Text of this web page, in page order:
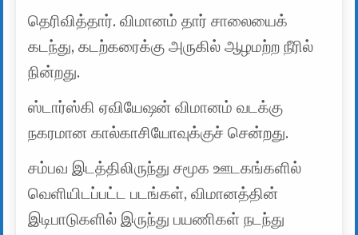
தெரிவித்தார். விமானம் தார் சாலையைக்
கடந்து, கடற்கரைக்கு அருகில் ஆழமற்ற நீரில்
நின்றது.
ஸ்டார்ஸ்கி ஏவியேஷன் விமானம் வடக்கு
நகரமான கால்காசியோவுக்குச் சென்றது.
சம்பவ இடத்திலிருந்து சமூக ஊடகங்களில்
வெளியிடப்பட்ட படங்கள், விமானத்தின்
இடிபாடுகளில் இருந்து பயணிகள் நடந்து